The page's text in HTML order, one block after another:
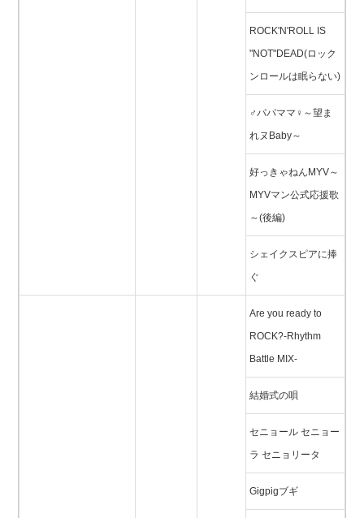
ROCK'N'ROLL IS
"NOT"DEAD(ロック
ンロールは眠らない)
♂パパママ♀～望ま
れヌBaby～
好っきゃねんMYV～
MYVマン公式応援歌
～(後編)
シェイクスピアに捧
ぐ
Are you ready to
ROCK?-Rhythm
Battle MIX-
結婚式の唄
セニョール セニョー
ラ セニョリータ
Gigpigブギ